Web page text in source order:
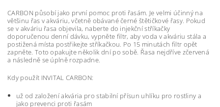
CARBON působí jako první pomoc proti řasám. Je velmi účinný na
většinu řas v akváriu, včetně obávané černé štětičkové řasy. Pokud
se v akváriu řasa objevila, naberte do injekční stříkačky
doporučenou denní dávku, vypněte filtr, aby voda v akváriu stála a
postižená místa postřikejte stříkačkou. Po 15 minutách filtr opět
zapněte. Toto opakujte několik dní po sobě. Řasa nejdříve zčervená
a následně se úplně rozpadne.
Kdy použít INVITAL CARBON:
už od založení akvária pro stabilní přísun uhlíku pro rostliny a
jako prevenci proti řasám